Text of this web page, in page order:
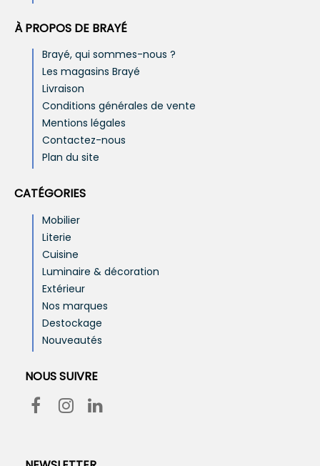
À PROPOS DE BRAYÉ
Brayé, qui sommes-nous ?
Les magasins Brayé
Livraison
Conditions générales de vente
Mentions légales
Contactez-nous
Plan du site
CATÉGORIES
Mobilier
Literie
Cuisine
Luminaire & décoration
Extérieur
Nos marques
Destockage
Nouveautés
NOUS SUIVRE